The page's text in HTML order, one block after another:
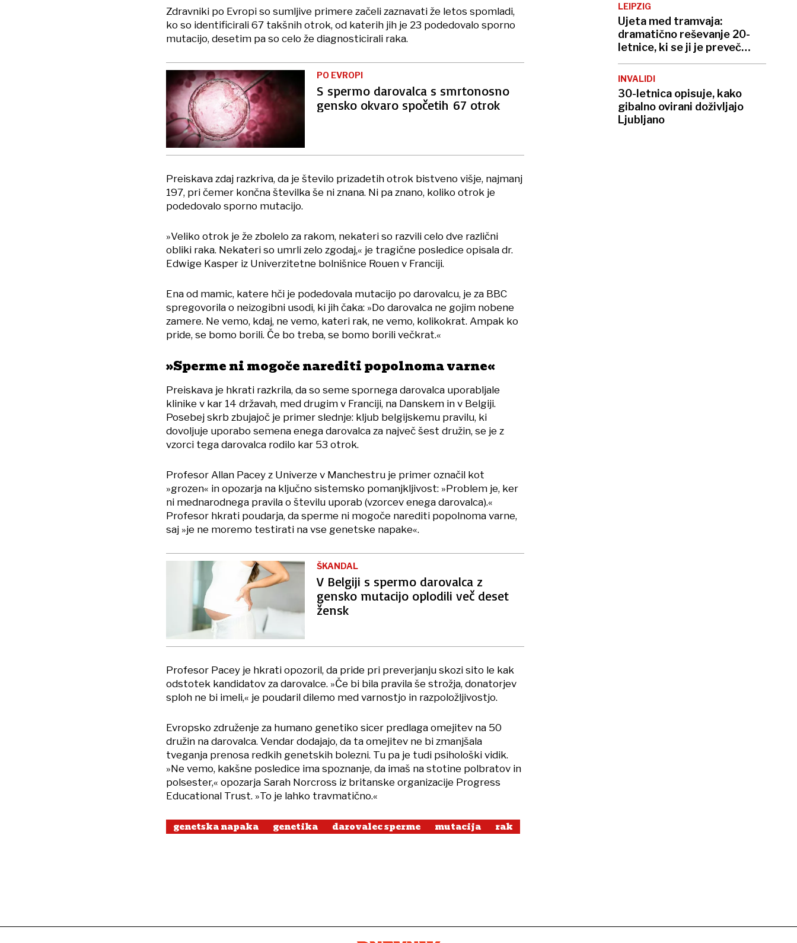
Zdravniki po Evropi so sumljive primere začeli zaznavati že letos spomladi,
ko so identificirali 67 takšnih otrok, od katerih jih je 23 podedovalo sporno
mutacijo, desetim pa so celo že diagnosticirali raka.
PO EVROPI
S spermo darovalca s smrtonosno
gensko okvaro spočetih 67 otrok
Preiskava zdaj razkriva, da je število prizadetih otrok bistveno višje, najmanj
197, pri čemer končna številka še ni znana. Ni pa znano, koliko otrok je
podedovalo sporno mutacijo.
»Veliko otrok je že zbolelo za rakom, nekateri so razvili celo dve različni
obliki raka. Nekateri so umrli zelo zgodaj,« je tragične posledice opisala dr.
Edwige Kasper iz Univerzitetne bolnišnice Rouen v Franciji.
Ena od mamic, katere hči je podedovala mutacijo po darovalcu, je za BBC
spregovorila o neizogibni usodi, ki jih čaka: »Do darovalca ne gojim nobene
zamere. Ne vemo, kdaj, ne vemo, kateri rak, ne vemo, kolikokrat. Ampak ko
pride, se bomo borili. Če bo treba, se bomo borili večkrat.«
»Sperme ni mogoče narediti popolnoma varne«
Preiskava je hkrati razkrila, da so seme spornega darovalca uporabljale
klinike v kar 14 državah, med drugim v Franciji, na Danskem in v Belgiji.
Posebej skrb zbujajoč je primer slednje: kljub belgijskemu pravilu, ki
dovoljuje uporabo semena enega darovalca za največ šest družin, se je z
vzorci tega darovalca rodilo kar 53 otrok.
Profesor Allan Pacey z Univerze v Manchestru je primer označil kot
»grozen« in opozarja na ključno sistemsko pomanjkljivost: »Problem je, ker
ni mednarodnega pravila o številu uporab (vzorcev enega darovalca).«
Profesor hkrati poudarja, da sperme ni mogoče narediti popolnoma varne,
saj »je ne moremo testirati na vse genetske napake«.
ŠKANDAL
V Belgiji s spermo darovalca z
gensko mutacijo oplodili več deset
žensk
Profesor Pacey je hkrati opozoril, da pride pri preverjanju skozi sito le kak
odstotek kandidatov za darovalce. »Če bi bila pravila še strožja, donatorjev
sploh ne bi imeli,« je poudaril dilemo med varnostjo in razpoložljivostjo.
Evropsko združenje za humano genetiko sicer predlaga omejitev na 50
družin na darovalca. Vendar dodajajo, da ta omejitev ne bi zmanjšala
tveganja prenosa redkih genetskih bolezni. Tu pa je tudi psihološki vidik.
»Ne vemo, kakšne posledice ima spoznanje, da imaš na stotine polbratov in
polsester,« opozarja Sarah Norcross iz britanske organizacije Progress
Educational Trust. »To je lahko travmatično.«
genetska napaka genetika darovalec sperme mutacija rak
LEIPZIG
Ujeta med tramvaja:
dramatično reševanje 20-
letnice, ki se ji je preveč
mudilo
INVALIDI
30-letnica opisuje, kako
gibalno ovirani doživljajo
Ljubljano